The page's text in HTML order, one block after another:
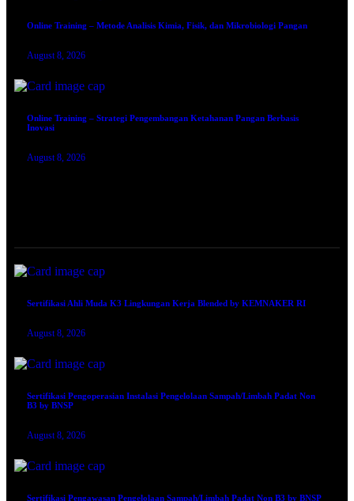
Online Training – Metode Analisis Kimia, Fisik, dan Mikrobiologi Pangan
August 8, 2026
Online Training – Strategi Pengembangan Ketahanan Pangan Berbasis
Inovasi
August 8, 2026
Sertifikasi Ahli Muda K3 Lingkungan Kerja Blended by KEMNAKER RI
August 8, 2026
Sertifikasi Pengoperasian Instalasi Pengelolaan Sampah/Limbah Padat Non
B3 by BNSP
August 8, 2026
Sertifikasi Pengawasan Pengelolaan Sampah/Limbah Padat Non B3 by BNSP